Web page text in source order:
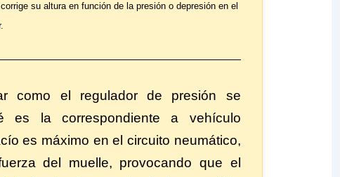
su altura en función de la presión o depresión en el
como el regulador de presión se
es la correspondiente a vehículo
es máximo en el circuito neumático,
del muelle, provocando que el